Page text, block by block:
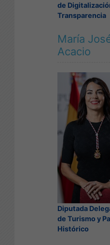
de
Transparencia
María
Acacio
Diputada
de Turismo y
Histórico